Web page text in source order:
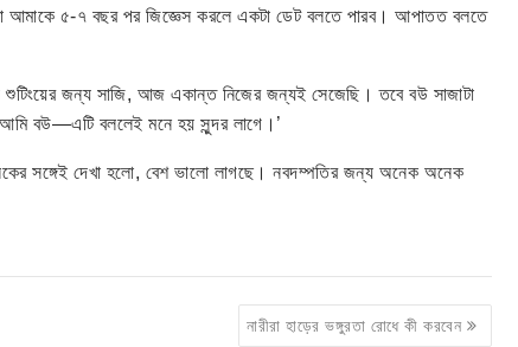
আমাকে ৫-৭ বছর পর জিজ্ঞেস করলে একটা ডেট বলতে পারব। আপাতত বলতে
জন্য সাজি, আজ একান্ত নিজের জন্যই সেজেছি। তবে বউ সাজাটা
বউ—এটি বললেই মনে হয় সুন্দর লাগে।’
সঙ্গেই দেখা হলো, বেশ ভালো লাগছে। নবদম্পতির জন্য অনেক অনেক
নারীরা হাড়ের ভঙ্গুরতা রোধে কী করবেন